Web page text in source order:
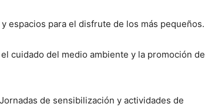
espacios para el disfrute de los más pequeños.
cuidado del medio ambiente y la promoción de
Jornadas de sensibilización y actividades de